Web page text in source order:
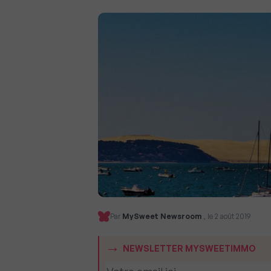
Par MySweet Newsroom , le 2 août 2019
NEWSLETTER MYSWEETIMMO